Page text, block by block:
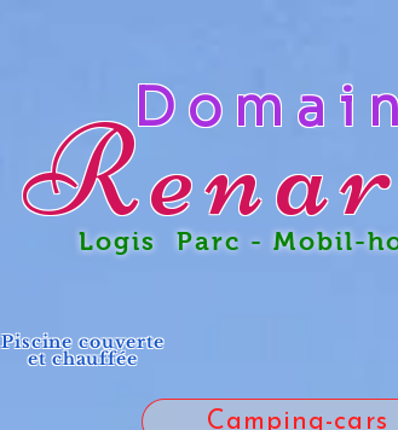
Logis Parc - Mobil-
Piscine couverte
et chauffée
Camping-cars